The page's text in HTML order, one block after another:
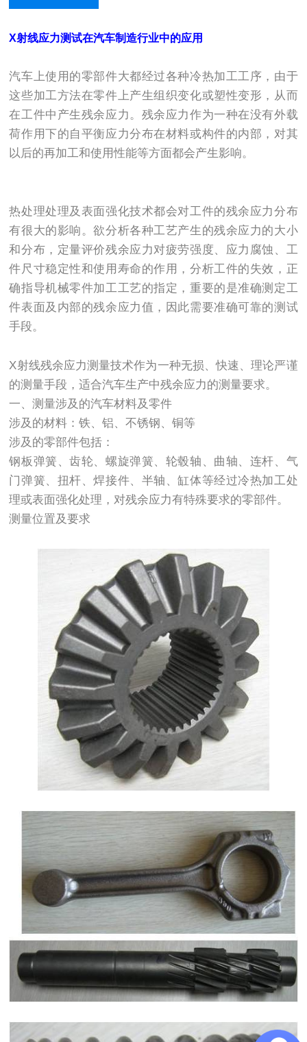
X射线应力测试在汽车制造行业中的应用
汽车上使用的零部件大都经过各种冷热加工工序，由于
这些加工方法在零件上产生组织变化或塑性变形，从而
在工件中产生残余应力。残余应力作为一种在没有外载
荷作用下的自平衡应力分布在材料或构件的内部，对其
以后的再加工和使用性能等方面都会产生影响。
热处理处理及表面强化技术都会对工件的残余应力分布
有很大的影响。欲分析各种工艺产生的残余应力的大小
和分布，定量评价残余应力对疲劳强度、应力腐蚀、工
件尺寸稳定性和使用寿命的作用，分析工件的失效，正
确指导机械零件加工工艺的指定，重要的是准确测定工
件表面及内部的残余应力值，因此需要准确可靠的测试
手段。
X射线残余应力测量技术作为一种无损、快速、理论严谨
的测量手段，适合汽车生产中残余应力的测量要求。
一、测量涉及的汽车材料及零件
涉及的材料：铁、铝、不锈钢、铜等
涉及的零部件包括：
钢板弹簧、齿轮、螺旋弹簧、轮毂轴、曲轴、连杆、气
门弹簧、扭杆、焊接件、半轴、缸体等经过冷热加工处
理或表面强化处理，对残余应力有特殊要求的零部件。
测量位置及要求